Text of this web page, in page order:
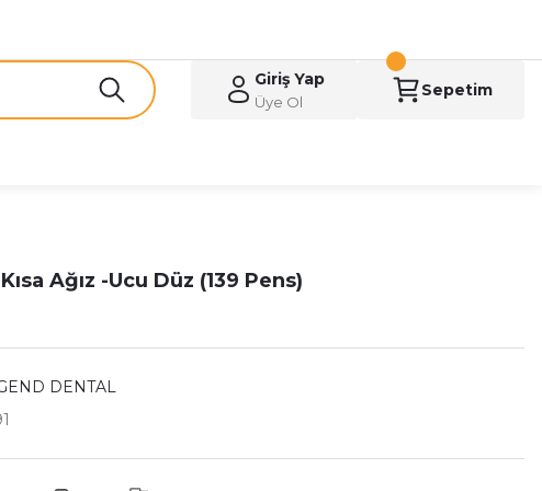
Giriş Yap
Üye Ol
Sepetim
Ağız -Ucu Düz (139 Pens)
DENTAL